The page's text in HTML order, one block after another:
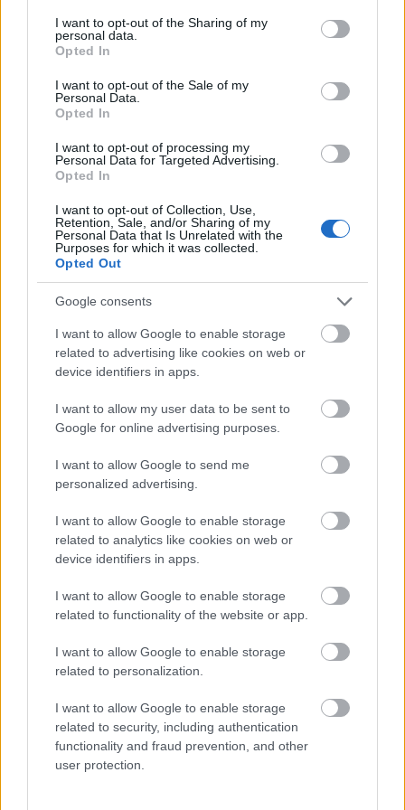
not limited to your visit or usage behaviour. You may click to
grant or deny consent to Google and its third-party tags to
use your data for below specified purposes in below Google
consent section.
I want to opt-out of the Sharing of my
personal data.
Opted In
I want to opt-out of the Sale of my
Personal Data.
Opted In
I want to opt-out of processing my
Personal Data for Targeted Advertising.
Opted In
I want to opt-out of Collection, Use,
Retention, Sale, and/or Sharing of my
Personal Data that Is Unrelated with the
Purposes for which it was collected.
Opted Out
Google consents
I want to allow Google to enable storage
related to advertising like cookies on web or
device identifiers in apps.
I want to allow my user data to be sent to
Google for online advertising purposes.
I want to allow Google to send me
personalized advertising.
I want to allow Google to enable storage
related to analytics like cookies on web or
device identifiers in apps.
I want to allow Google to enable storage
related to functionality of the website or app.
I want to allow Google to enable storage
related to personalization.
I want to allow Google to enable storage
related to security, including authentication
functionality and fraud prevention, and other
user protection.
rejlik ebben a muzsikában, amely pillanatok
alatt magával ragadja a közönséget." (H.
2013.04.23.)
"Annyi bizonyos, hogy Félix első tizenegy
albumával el is jutott mindenféle zegzugba,
végpontba, keleti terminológiával szólva a
semmi kapujához, vagy a nyugati kultúra
(langologitarok.hu Rácz Mihály: Lajkó Félix
élete művét játssza – lemezkritika 2013. 05.
"Egy zseniális elme újabb ragyogó
stúdióalbum minőségében is megörökítette
legendás citerajátékát Lajkó Félix." "Berakjuk
a CD-t, megnyomjuk a lejátszógombot, és